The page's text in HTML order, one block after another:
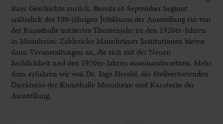
ihrer Geschichte zurück. Bereits ab September beginnt
anlässlich des 100-jährigen Jubiläums der Ausstellung ein von
der Kunsthalle initiiertes Themenjahr zu den 1920er-Jahren
in Mannheim: Zahlreiche Mannheimer Institutionen bieten
dann Veranstaltungen an, die sich mit der Neuen
Sachlichkeit und den 1920er-Jahren auseinandersetzen. Mehr
dazu erfuhren wir von Dr. Inge Herold, der Stellvertretenden
Direktorin der Kunsthalle Mannheim und Kuratorin der
Ausstellung.